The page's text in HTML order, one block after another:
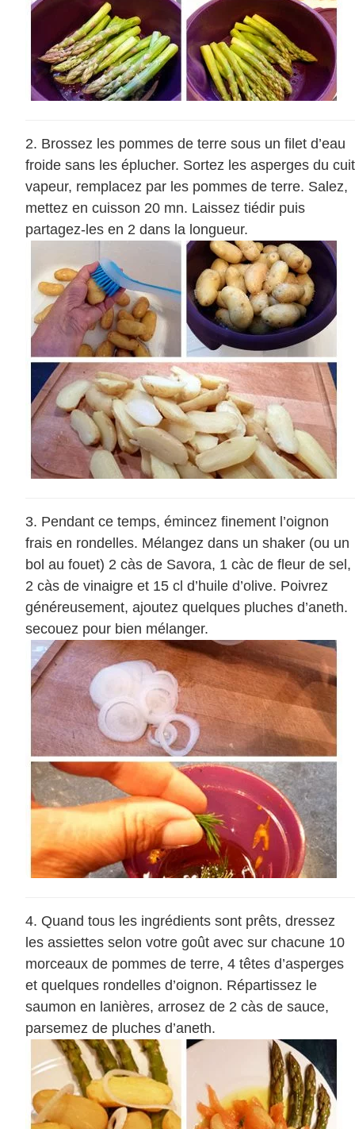
Brossez les pommes de terre sous un filet d’eau
froide sans les éplucher. Sortez les asperges du cuit
vapeur, remplacez par les pommes de terre. Salez,
mettez en cuisson 20 mn. Laissez tiédir puis
partagez-les en 2 dans la longueur.
Pendant ce temps, émincez finement l’oignon
frais en rondelles. Mélangez dans un shaker (ou un
bol au fouet) 2 càs de Savora, 1 càc de fleur de sel,
2 càs de vinaigre et 15 cl d’huile d’olive. Poivrez
généreusement, ajoutez quelques pluches d’aneth.
secouez pour bien mélanger.
Quand tous les ingrédients sont prêts, dressez
les assiettes selon votre goût avec sur chacune 10
morceaux de pommes de terre, 4 têtes d’asperges
et quelques rondelles d’oignon. Répartissez le
saumon en lanières, arrosez de 2 càs de sauce,
parsemez de pluches d’aneth.